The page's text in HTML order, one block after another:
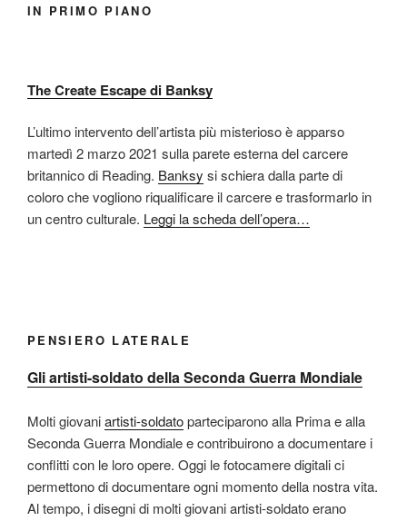
IN PRIMO PIANO
The Create Escape di Banksy
L’ultimo intervento dell’artista più misterioso è apparso
martedì 2 marzo 2021 sulla parete esterna del carcere
britannico di Reading. Banksy si schiera dalla parte di
coloro che vogliono riqualificare il carcere e trasformarlo in
un centro culturale. Leggi la scheda dell’opera…
PENSIERO LATERALE
Gli artisti-soldato della Seconda Guerra Mondiale
Molti giovaniartisti-soldatoparteciparono alla Prima e alla
Seconda Guerra Mondiale e contribuirono a documentare i
conflitti con le loro opere. Oggi le fotocamere digitali ci
permettono di documentare ogni momento della nostra vita.
Al tempo, i disegni di molti giovani artisti-soldato erano